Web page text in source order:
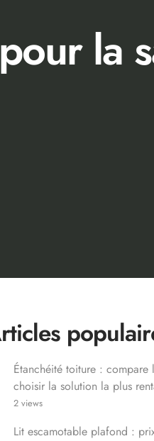
la
Étanchéité toiture : compare
choisir la solution la plus
2 views
Lit escamotable plafond :